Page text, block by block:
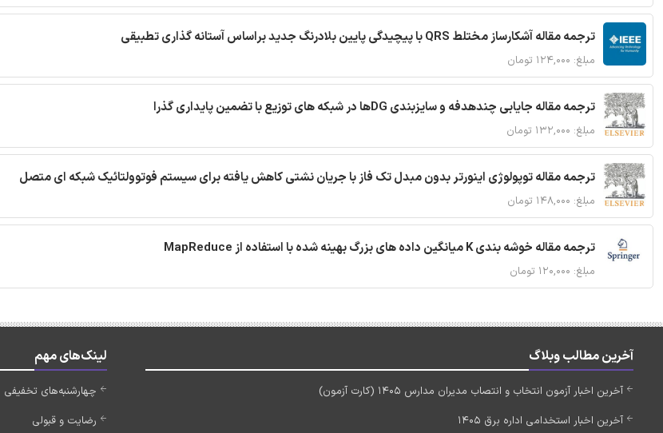
ترجمه مقاله آشکارساز مختلط QRS با پیچیدگی پایین بلادرنگ جدید براساس آستانه گذاری تطبیقی
مبلغ: ۱۲۴,۰۰۰ تومان
ترجمه مقاله جایابی چندهدفه و سایزبندی DGها در شبکه های توزیع با تضمین پایداری گذرا
مبلغ: ۱۳۲,۰۰۰ تومان
ترجمه مقاله توپولوژی اینورتر بدون مبدل تک فاز با جریان نشتی کاهش یافته برای سیستم فوتوولتائیک شبکه ای متصل
مبلغ: ۱۴۸,۰۰۰ تومان
ترجمه مقاله خوشه بندی K میانگین داده های بزرگ بهینه شده با استفاده از MapReduce
مبلغ: ۱۲۰,۰۰۰ تومان
آخرین مطالب وبلاگ
آخرین اخبار آزمون انتخاب و انتصاب مدیران مدارس 1405 (کارت آزمون)
آخرین اخبار استخدامی اداره برق 1405
لینک‌های مهم
چهارشنبه‌های تخفیفی
رضایت و قبولی